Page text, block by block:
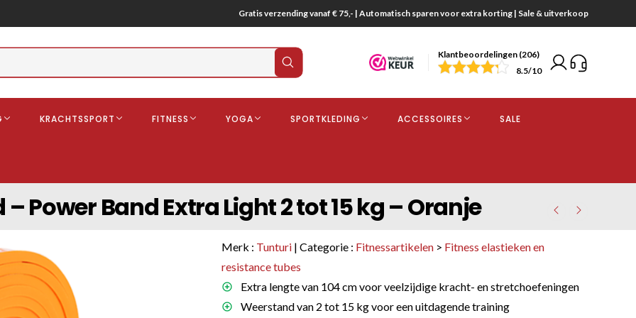
Gratis verzending vanaf € 75,- | Automatisch sparen voor extra korting | Sale & uitverkoop
Klantbeoordelingen (206)
8.5/10
Gebitsbescherming
KRACHTSSPORT FITNESS YOGA SPORTKLEDING ACCESSOIRES SALE
Power Band Extra Light 2 tot 15 kg – Oranje
Merk : Tunturi | Categorie : Fitnessartikelen > Fitness elastieken en
resistance tubes
Extra lengte van 104 cm voor veelzijdige kracht- en stretchoefeningen
Weerstand van 2 tot 15 kg voor een uitdagende training